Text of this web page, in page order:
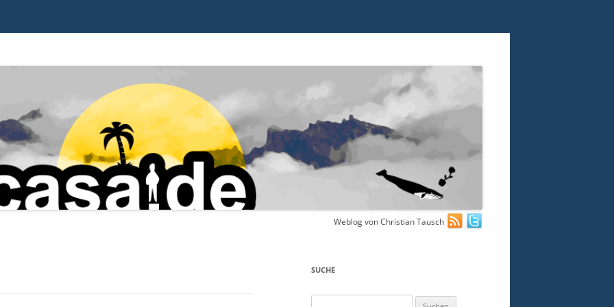
Weblog von Christian Tausch
SUCHE